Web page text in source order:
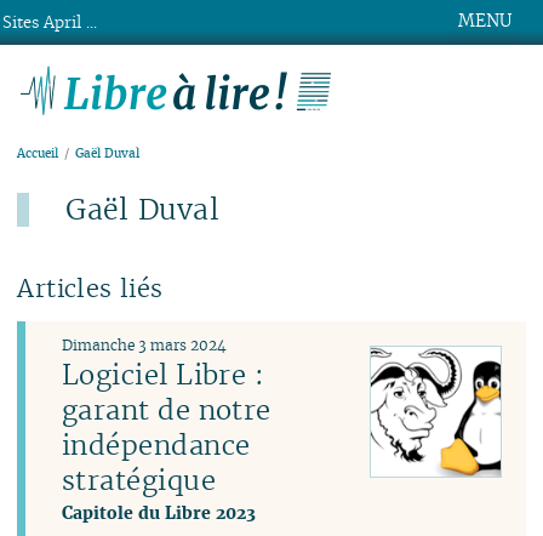
MENU
Accueil Gaël Duval
Gaël Duval
Articles liés
Logiciel Libre :
garant de notre
indépendance
stratégique
Capitole du Libre 2023
Dimanche 3 mars 2024
Sites April ...